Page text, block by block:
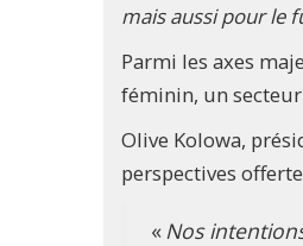
mais aussi pour le
Parmi les axes
féminin, un
Olive Kolowa,
perspectives
« Nos